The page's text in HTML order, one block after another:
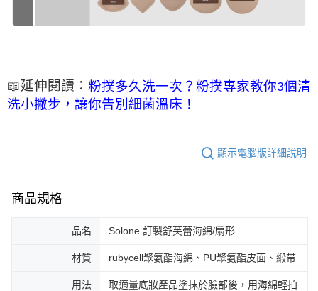
📖延伸閱讀： 粉撲多久洗一次？粉撲專家教你3個清
洗小撇步，讓你告別細菌溫床！
顯示電腦版詳細說明
商品規格
品名 Solone 訂製舒芙蕾海綿/扇形
材質 rubycell聚氨酯海綿、PU聚氨酯皮面、緞帶
用法
取適量底妝產品塗抹於臉部後，用海綿輕拍